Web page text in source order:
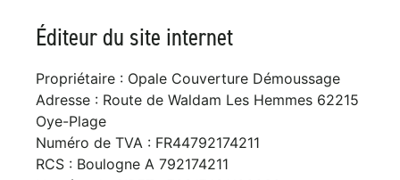
Éditeur du site internet
Propriétaire : Opale Couverture Démoussage
Adresse : Route de Waldam Les Hemmes 62215
Oye-Plage
Numéro de TVA : FR44792174211
RCS : Boulogne A 792174211